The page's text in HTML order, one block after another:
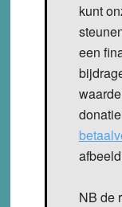
kunt
een
NB de